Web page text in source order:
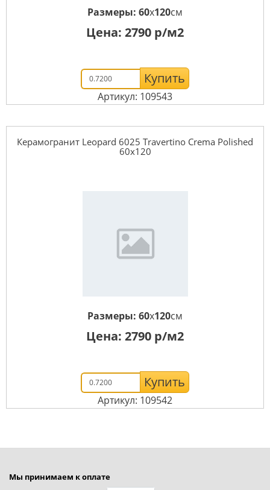
Размеры: 60x120см
Цена: 2790 р/м2
Купить
Артикул: 109543
Керамогранит Leopard 6025 Travertino Crema Polished
60x120
Размеры: 60x120см
Цена: 2790 р/м2
Купить
Артикул: 109542
Мы принимаем к оплате